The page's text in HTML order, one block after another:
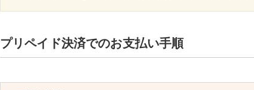
プリペイド決済でのお支払い手順